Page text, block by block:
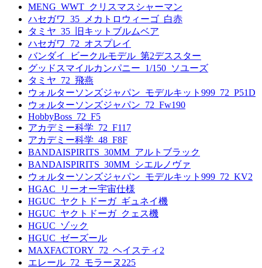
MENG_WWT_クリスマスシャーマン
ハセガワ_35_メカトロウィーゴ_白赤
タミヤ_35_旧キットブルムベア
ハセガワ_72_オスプレイ
バンダイ_ビークルモデル_第2デススター
グッドスマイルカンパニー_1/150_ソユーズ
タミヤ_72_飛燕
ウォルターソンズジャパン_モデルキット999_72_P51D
ウォルターソンズジャパン_72_Fw190
HobbyBoss_72_F5
アカデミー科学_72_F117
アカデミー科学_48_F8F
BANDAISPIRITS_30MM_アルトブラック
BANDAISPIRITS_30MM_シエルノヴァ
ウォルターソンズジャパン_モデルキット999_72_KV2
HGAC_リーオー宇宙仕様
HGUC_ヤクトドーガ_ギュネイ機
HGUC_ヤクトドーガ_クェス機
HGUC_ゾック
HGUC_ゼーズール
MAXFACTORY_72_ヘイスティ2
エレール_72_モラーヌ225